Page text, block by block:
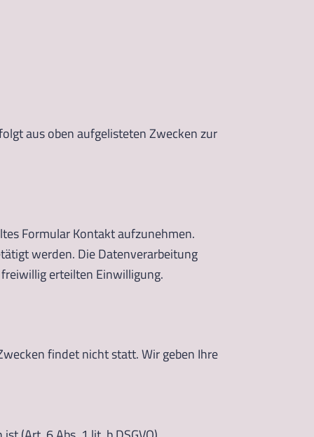
aus oben aufgelisteten Zwecken zur
Formular Kontakt aufzunehmen.
werden. Die Datenverarbeitung
erteilten Einwilligung.
findet nicht statt. Wir geben Ihre